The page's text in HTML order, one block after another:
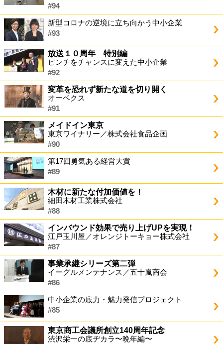
#94
新型コロナの逆境に立ち向かう中小企業
#93
放送１０周年 特別編
ピンチをチャンスに変えた中小企業
#92
変革を恐れず新たな道を切り開く
オーベクス
#91
メイドイン東京
東京ワイナリー／株式会社食品企画
#90
第17回勇気ある経営大賞
#89
木材に新たな付加価値を！
細田木材工業株式会社
#88
インバウンド効果で売り上げUPを実現！
江戸玉川屋／オレンジトーキョー株式会社
#87
事業承継シリーズ第二弾
イーグルメンテナンス／五十嵐商会
#86
中小企業の底力・魅力発信プロジェクト
#85
東京商工会議所創立140周年記念
渋沢栄一の底ヂカラ〜晩年編〜